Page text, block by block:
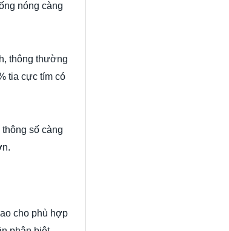
nóng càng
thông thường
tia cực tím có
số càng
cho phù hợp